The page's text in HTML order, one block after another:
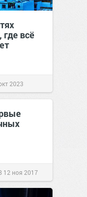
всё
2023
12 ноя 2017